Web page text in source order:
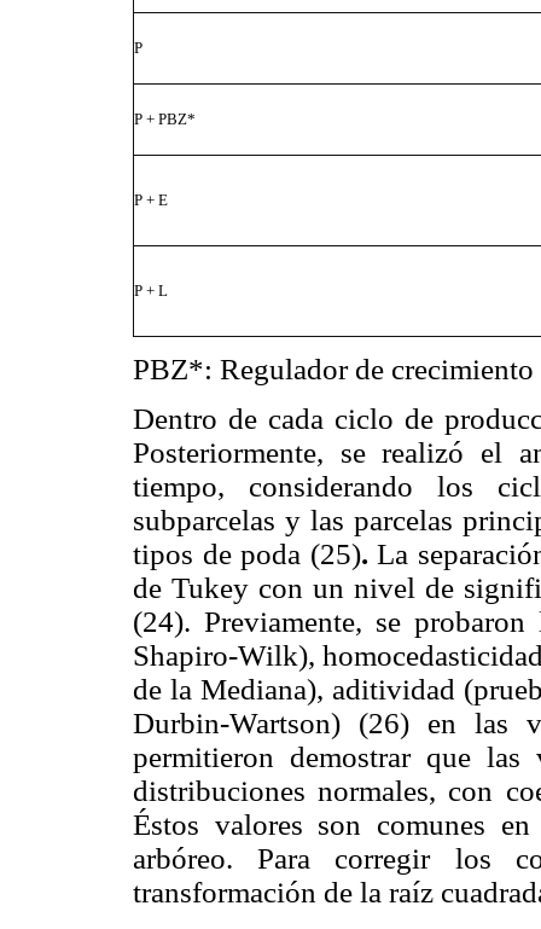
P
P + PBZ*
P + E
P + L
PBZ*: Regulador de
Dentro de cada ciclo de
Posteriormente, se realizó el
tiempo, considerando los
subparcelas y las parcelas
tipos de poda (25).La
de Tukey con un nivel de
(24). Previamente, se
Shapiro-Wilk),
de la Mediana), aditividad
Durbin-Wartson) (26) en las
permitieron demostrar que las
distribuciones normales, con
Éstos valores son comunes
arbóreo. Para corregir los
transformación de la raíz